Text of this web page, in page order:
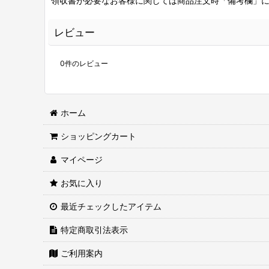
レビュー
0件のレビュー
ホーム
ショッピングカート
マイページ
お気に入り
最近チェックしたアイテム
特定商取引法表示
ご利用案内